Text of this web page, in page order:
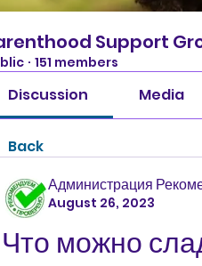
Support
· 151 members
Discussion Media
Back
Администрация
August 26, 2023
Что можно